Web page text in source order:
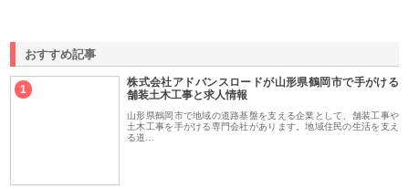
おすすめ記事
1
株式会社アドバンスロードが山形県鶴岡市で手がける
舗装土木工事と求人情報
山形県鶴岡市で地域の道路基盤を支える企業として、舗装工事や
土木工事を手がける専門会社があります。地域住民の生活を支え
る道…